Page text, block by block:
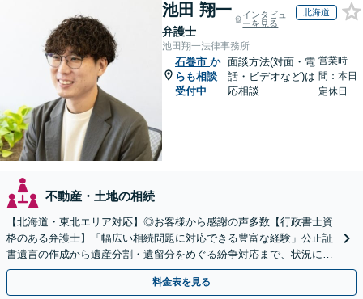
池田 翔一
弁護士
インタビュ
ーを見る
北海道
池田翔一法律事務所
石巻市 か
らも相談
受付中
面談方法(対面・電
話・ビデオなど)は
応相談
営業時
間：本日
定休日
不動産・土地の相続
【北海道・東北エリア対応】◎お客様から感謝の声多数【行政書士資
格のある弁護士】「幅広い相続問題に対応できる豊富な経験」公正証
書遺言の作成から遺産分割・遺留分をめぐる紛争対応まで、状況に応
じた最適な方法をご提案します【夜間相談可】
料金表を見る